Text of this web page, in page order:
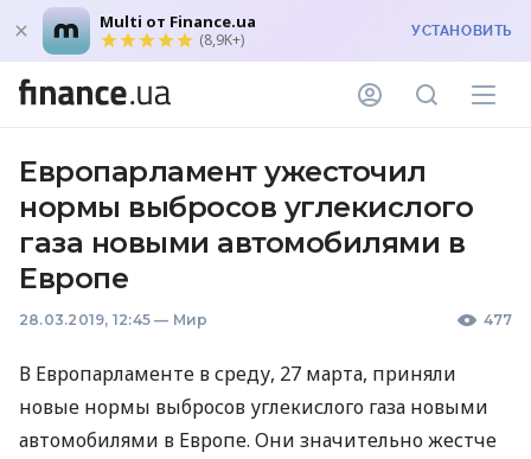
Multi от Finance.ua
(8,9K+) УСТАНОВИТЬ
Европарламент ужесточил
нормы выбросов углекислого
газа новыми автомобилями в
Европе
28.03.2019, 12:45 — Мир 477
В Европарламенте в среду, 27 марта, приняли
новые нормы выбросов углекислого газа новыми
автомобилями в Европе. Они значительно жестче